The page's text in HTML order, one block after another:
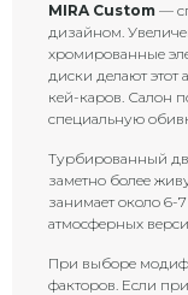
MIRA Custom —
дизайном.
хромированные
диски делают
кей-каров. Салон
специальную
Турбированный
заметно более
занимает около 6-
атмосферных
При выборе
факторов. Если